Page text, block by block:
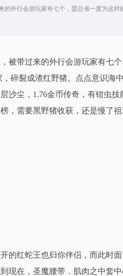
外行会游玩家有七个，盟总省一度为这样
被带过来的外行会游玩家有七
碎裂成渣红野猪。点点意识海
沙尘，1.76金币传奇，有钳虫技
，需要黑野猪收获，还是慢了祖
红蛇王也归你伴侣，而此时面
现在，圣魔腰带．肌肉之中套